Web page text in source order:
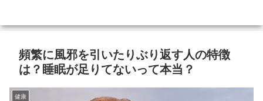
頻繁に風邪を引いたりぶり返す人の特徴
は？睡眠が足りてないって本当？
健康